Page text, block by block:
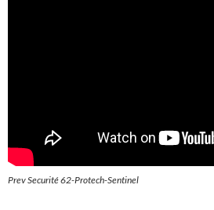
Prev Securité 62-Protech-Sentinel